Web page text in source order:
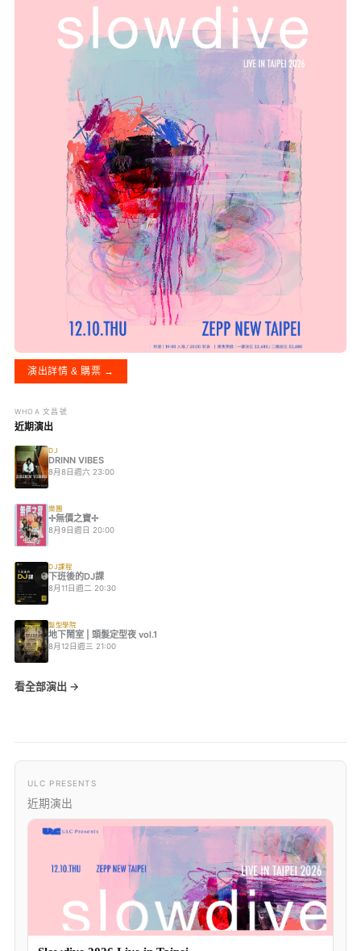
演出詳情 & 購票 →
WHOA 文昌號
近期演出
DJ
DRINN VIBES
8月8日週六 23:00
樂團
✢無價之寶✢
8月9日週日 20:00
DJ課程
下班後的DJ課
8月11日週二 20:30
髮型學院
地下鬧室 | 頭髮定型夜 vol.1
8月12日週三 21:00
看全部演出 →
ULC PRESENTS
近期演出